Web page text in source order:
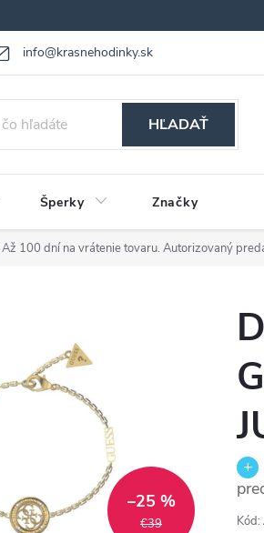
info@krasnehodinky.sk
Reklamácia tovaru Obchodné podmienky
HĽADAŤ
Šperky Značky
Až 100 dní na vrátenie tovaru. Autorizovaný
€39
–25 %
Kód: